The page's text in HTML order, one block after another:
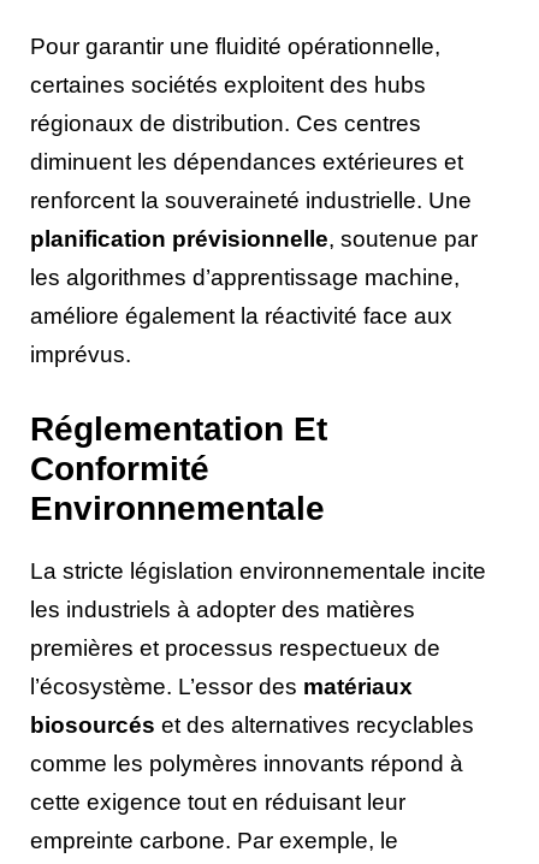
Pour garantir une fluidité opérationnelle,
certaines sociétés exploitent des hubs
régionaux de distribution. Ces centres
diminuent les dépendances extérieures et
renforcent la souveraineté industrielle. Une
planification prévisionnelle, soutenue par
les algorithmes d’apprentissage machine,
améliore également la réactivité face aux
imprévus.
Réglementation Et
Conformité
Environnementale
La stricte législation environnementale incite
les industriels à adopter des matières
premières et processus respectueux de
l’écosystème. L’essor des matériaux
biosourcés et des alternatives recyclables
comme les polymères innovants répond à
cette exigence tout en réduisant leur
empreinte carbone. Par exemple, le